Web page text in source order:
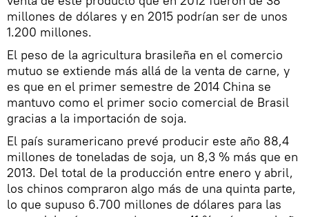
millones de dólares y en 2015 podrían ser de unos
1.200 millones.
El peso de la agricultura brasileña en el comercio
mutuo se extiende más allá de la venta de carne, y
es que en el primer semestre de 2014 China se
mantuvo como el primer socio comercial de Brasil
gracias a la importación de soja.
El país suramericano prevé producir este año 88,4
millones de toneladas de soja, un 8,3 % más que en
2013. Del total de la producción entre enero y abril,
los chinos compraron algo más de una quinta parte,
lo que supuso 6.700 millones de dólares para las